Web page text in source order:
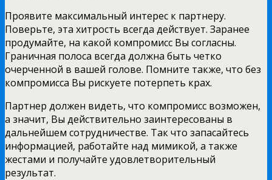
Проявите максимальный интерес к партнеру.
Поверьте, эта хитрость всегда действует. Заранее
продумайте, на какой компромисс Вы согласны.
Граничная полоса всегда должна быть четко
очерченной в вашей голове. Помните также, что без
компромисса Вы рискуете потерпеть крах.
Партнер должен видеть, что компромисс возможен,
а значит, Вы действительно заинтересованы в
дальнейшем сотрудничестве. Так что запасайтесь
информацией, работайте над мимикой, а также
жестами и получайте удовлетворительный
результат.